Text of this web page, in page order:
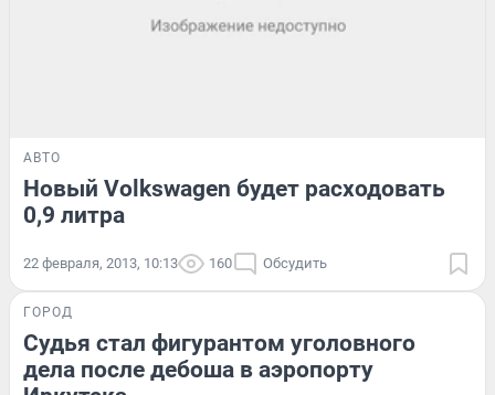
АВТО
Новый Volkswagen будет расходовать
0,9 литра
22 февраля, 2013, 10:13 160 Обсудить
ГОРОД
Судья стал фигурантом уголовного
дела после дебоша в аэропорту